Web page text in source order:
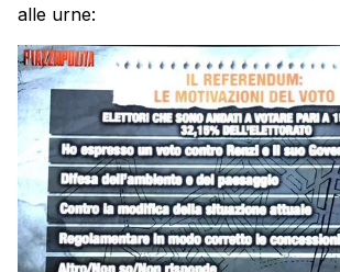
alle urne: